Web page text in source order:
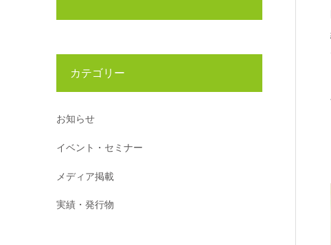
カテゴリー
お知らせ
イベント・セミナー
メディア掲載
実績・発行物